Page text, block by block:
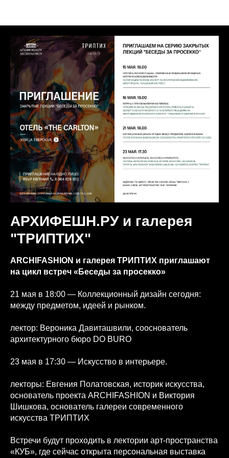
АРХИФЕШН.РУ и галерея
"ТРИПТИХ"
ARCHIFASHION и галерея ТРИПТИХ приглашают
на цикл встреч «Беседы за просекко»
21 мая в 18:00 — Коллекционный дизайн сегодня:
между предметом, идеей и рынком.
лектор: Вероника Давиташвили, сооснователь
архитектурного бюро DO BURO
23 мая в 17:30 — Искусство в интерьере.
лекторы: Евгения Полатовская, историк искусства,
основатель проекта ARCHIFASHION и Виктория
Шишкова, основатель галереи современного
искусства ТРИПТИХ
Встречи будут проходить в лектории арт-пространства
«КУБ», где сейчас открыта персональная выставка